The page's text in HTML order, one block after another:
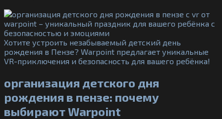
Хотите устроить незабываемый детский день
рождения в Пензе? Warpoint предлагает уникальные
VR-приключения и безопасность для вашего ребёнка!
организация детского дня
рождения в пензе: почему
выбирают Warpoint